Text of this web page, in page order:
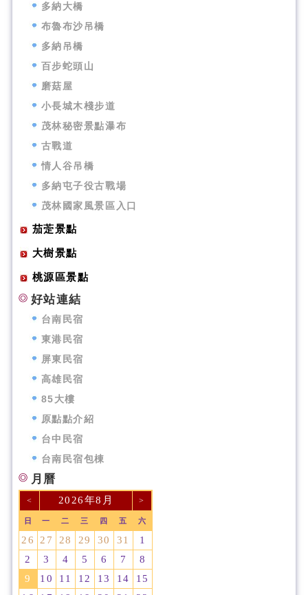
多納大橋
布魯布沙吊橋
多納吊橋
百步蛇頭山
磨菇屋
小長城木棧步道
茂林秘密景點瀑布
古戰道
情人谷吊橋
多納屯子役古戰場
茂林國家風景區入口
茄萣景點
大樹景點
桃源區景點
好站連結
台南民宿
東港民宿
屏東民宿
高雄民宿
85大樓
原點點介紹
台中民宿
台南民宿包棟
月曆
< 2026年8月 >
日 一 二 三 四 五 六
26 27 28 29 30 31
1
2
3 4 5 6 7
8
9
10 11 12 13 14
15